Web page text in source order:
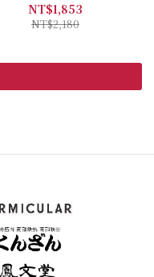
NT$1,853
NT$2,180